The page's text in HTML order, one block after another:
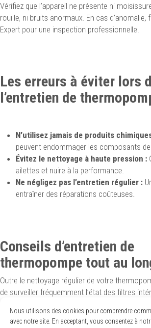
Nous utilisons des cookies pour comprendre
avec notre site. En acceptant, vous consentez à
Vérifiez que l’appareil ne présente ni
rouille, ni bruits anormaux. En cas
Expert pour une inspection professionnelle.
Les erreurs à éviter lors
l’entretien de
N’utilisez jamais de produits
peuvent endommager les composants de
Évitez le nettoyage à haute pression :
ailettes et nuire à la performance.
Ne négligez pas l’entretien régulier :
entraîner des réparations coûteuses.
Conseils d’entretien de
thermopompe tout au
Outre le nettoyage régulier de votre
de surveiller fréquemment l’état des filtres
judicieux de prévoir une inspection annuelle